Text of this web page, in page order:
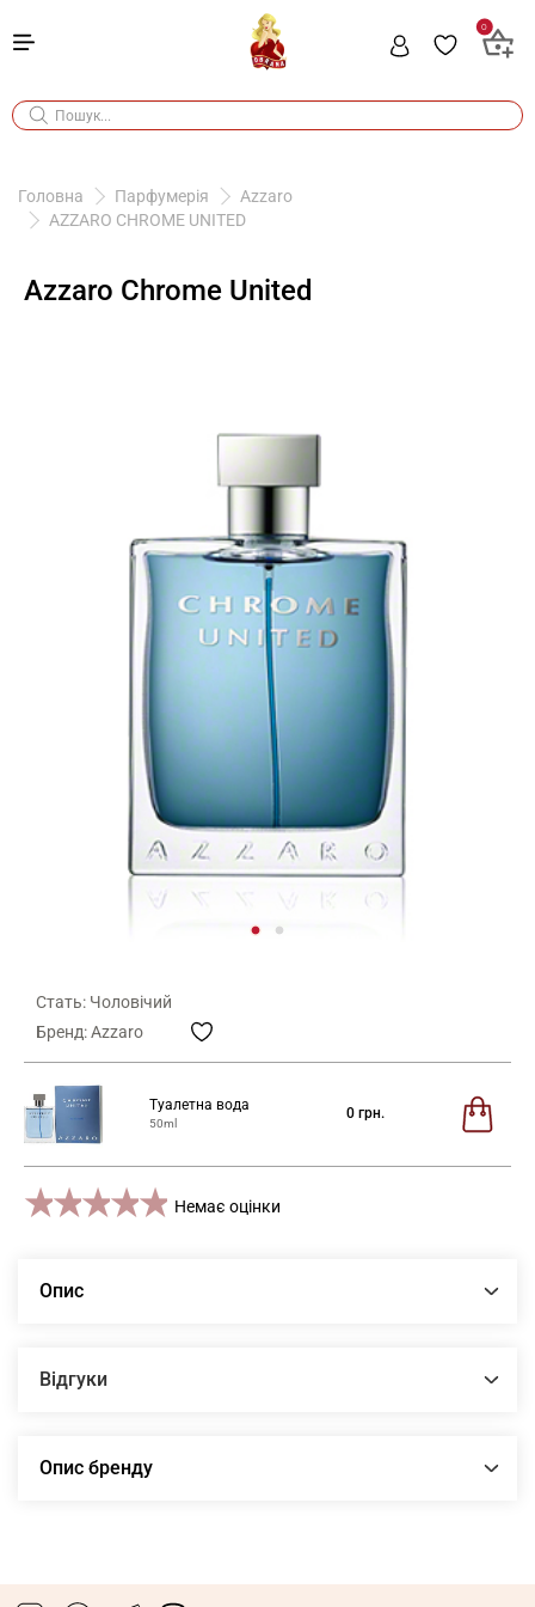
0
Головна Парфумерія
Azzaro
AZZARO CHROME UNITED
Azzaro Chrome United
Стать: Чоловічий
Бренд: Azzaro
Туалетна вода
50ml
0 грн.
5 stars
4 stars
3 stars
2 stars
1 star Немає оцінки
Опис
Відгуки
Опис бренду